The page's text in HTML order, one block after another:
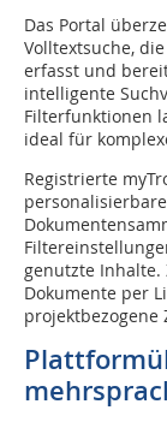
Das Portal
Volltextsuche,
erfasst und
intelligente
Filterfunktionen
ideal für
Registrierte
genutzte Inhalte.
Dokumente per
projektbezogene